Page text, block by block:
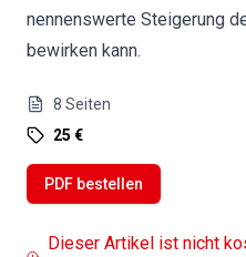
nennenswerte Steigerung
bewirken kann.
8 Seiten
25 €
PDF bestellen
Dieser Artikel ist nicht